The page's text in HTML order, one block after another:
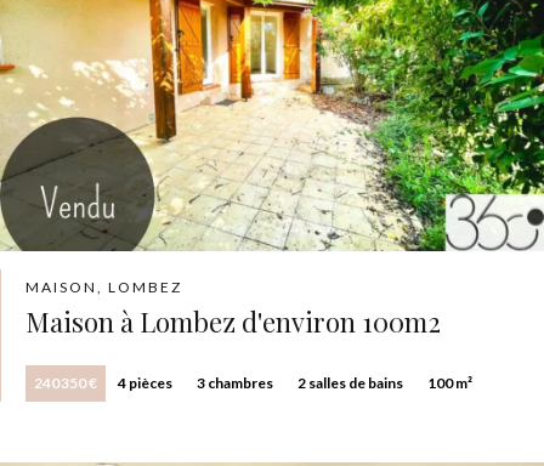
MAISON, LOMBEZ
Maison à Lombez d'environ 100m2
240 350 € 4 pièces 3 chambres 2 salles de bains 100 m²